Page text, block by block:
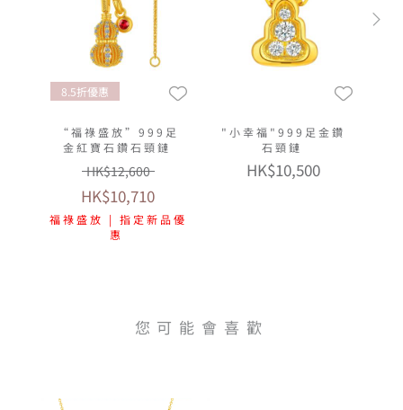
8.5折優惠
“福祿盛放”999足
金紅寶石鑽石頸鏈
HK$12,600
HK$10,710
福祿盛放 | 指定新品優
惠
"小幸福"999足金鑽
石頸鏈
HK$10,500
您可能會喜歡